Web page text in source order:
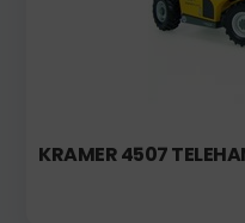
KRAMER 4507